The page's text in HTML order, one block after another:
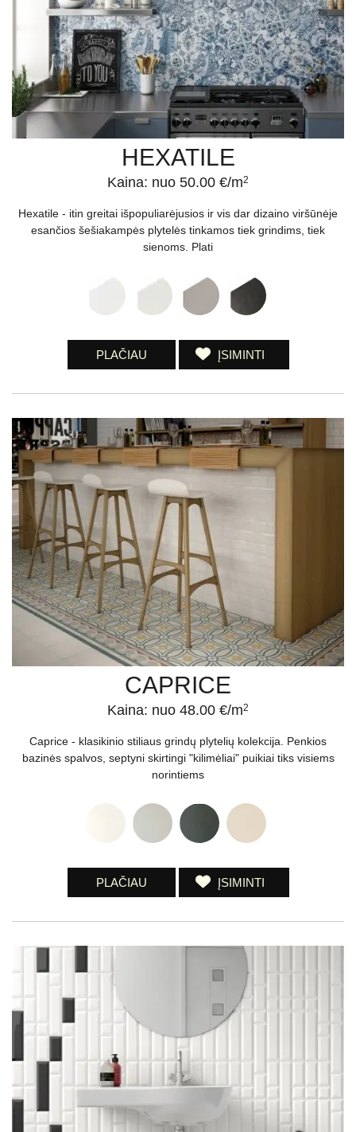
HEXATILE
Kaina: nuo 50.00 €/m2
Hexatile - itin greitai išpopuliarėjusios ir vis dar dizaino viršūnėje
esančios šešiakampės plytelės tinkamos tiek grindims, tiek
sienoms. Plati
PLAČIAU ĮSIMINTI
CAPRICE
Kaina: nuo 48.00 €/m2
Caprice - klasikinio stiliaus grindų plytelių kolekcija. Penkios
bazinės spalvos, septyni skirtingi "kilimėliai" puikiai tiks visiems
norintiems
PLAČIAU ĮSIMINTI